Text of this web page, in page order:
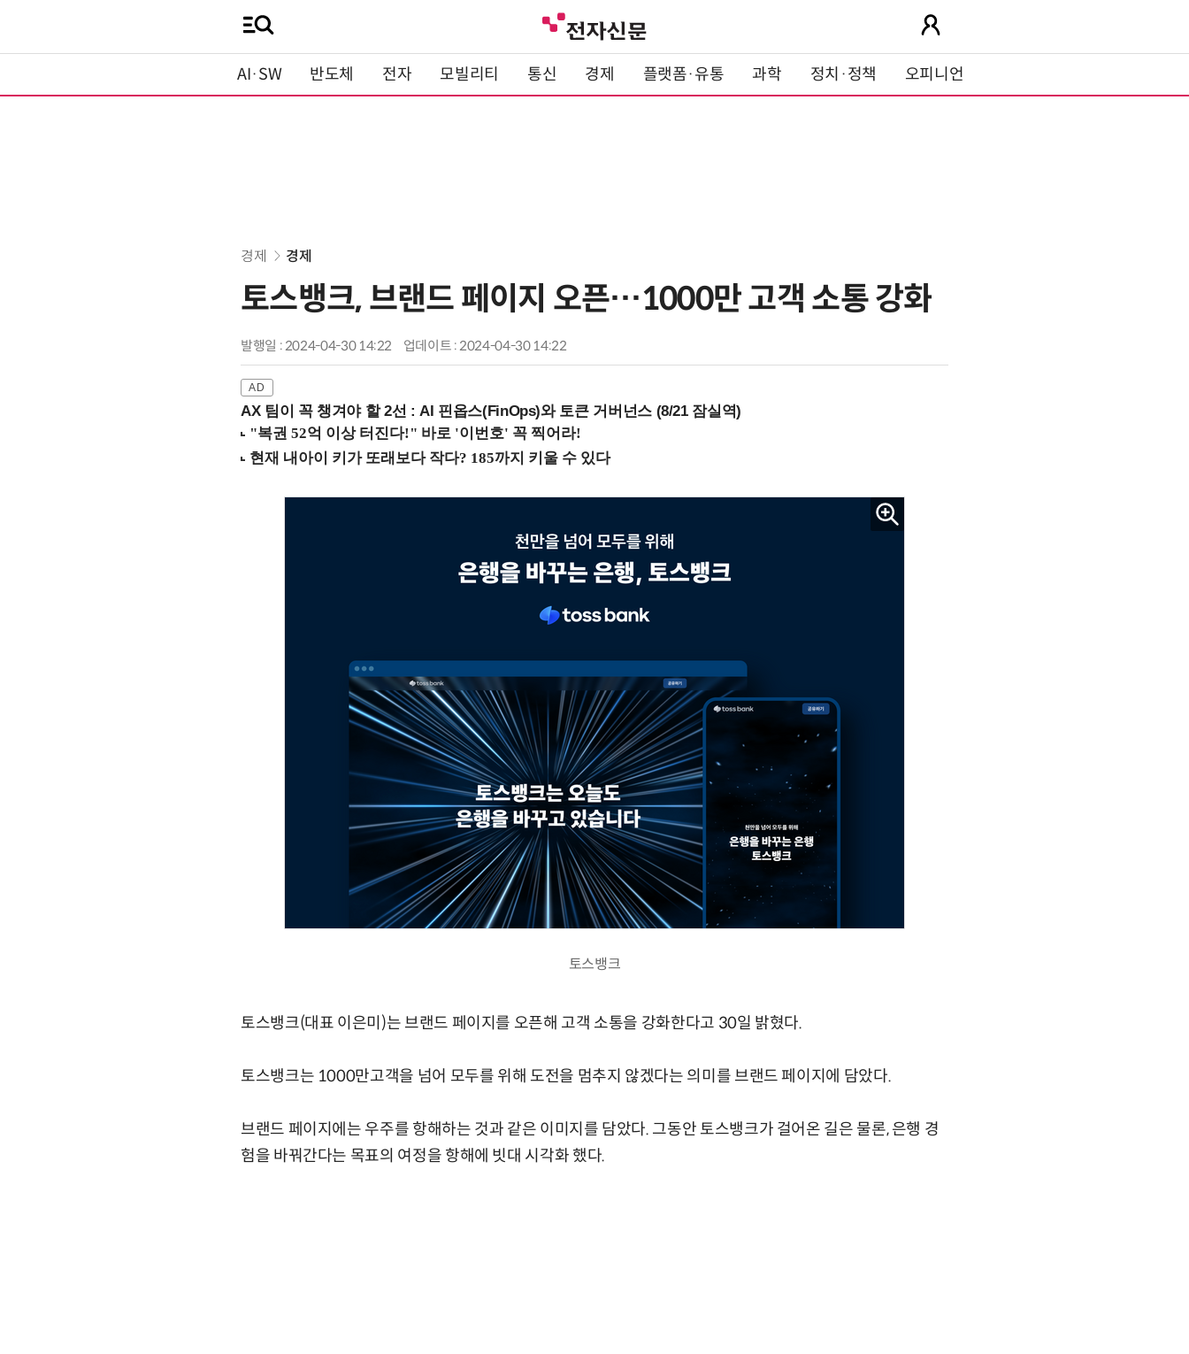
AI·SW 반도체 전자 모빌리티 통신 경제 플랫폼·유통 과학 정치·정책 오피니언
경제 경제
토스뱅크, 브랜드 페이지 오픈…1000만 고객 소통 강화
발행일 : 2024-04-30 14:22 업데이트 : 2024-04-30 14:22
AX 팀이 꼭 챙겨야 할 2선 : AI 핀옵스(FinOps)와 토큰 거버넌스 (8/21 잠실역)
토스뱅크
토스뱅크(대표 이은미)는 브랜드 페이지를 오픈해 고객 소통을 강화한다고 30일 밝혔다.
토스뱅크는 1000만고객을 넘어 모두를 위해 도전을 멈추지 않겠다는 의미를 브랜드 페이지에 담았다.
브랜드 페이지에는 우주를 항해하는 것과 같은 이미지를 담았다. 그동안 토스뱅크가 걸어온 길은 물론, 은행 경
험을 바꿔간다는 목표의 여정을 항해에 빗대 시각화 했다.